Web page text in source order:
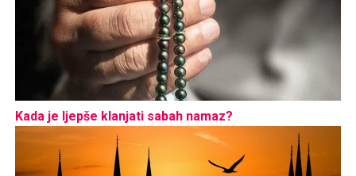
Kada je ljepše klanjati sabah namaz?